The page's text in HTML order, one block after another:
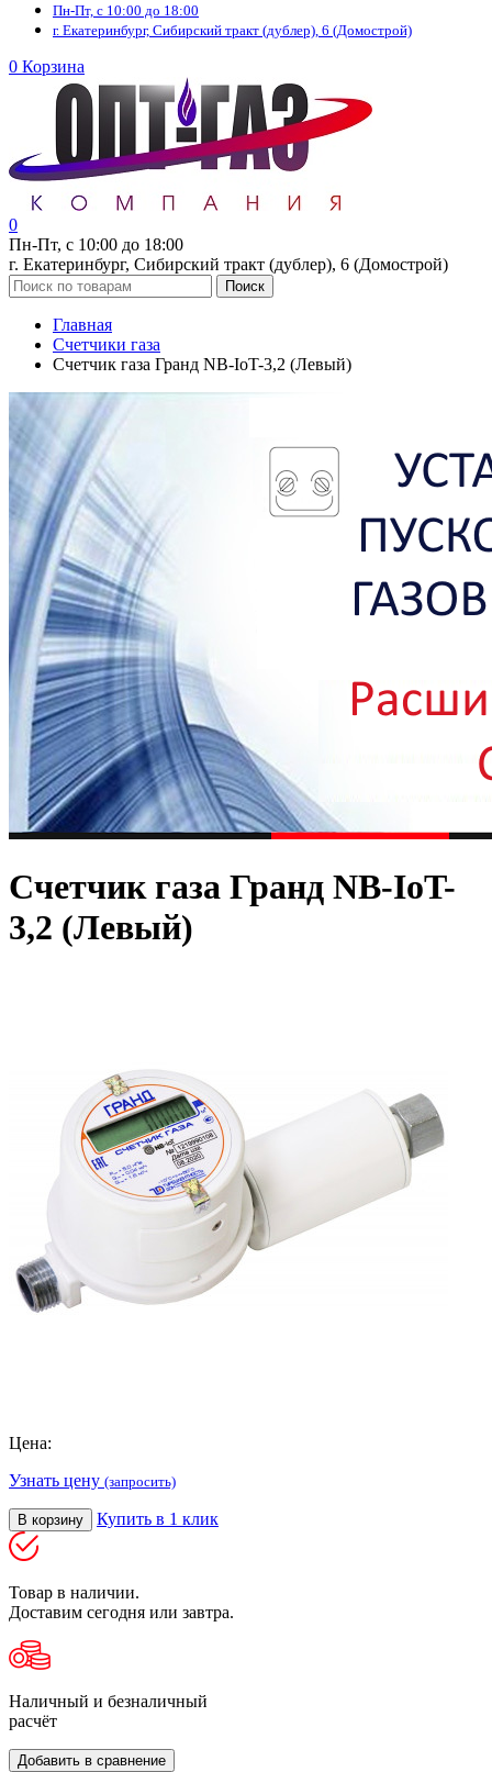
Пн-Пт, с 10:00 до 18:00
г. Екатеринбург, Сибирский тракт (дублер), 6 (Домострой)
0 Корзина
0
Пн-Пт, с 10:00 до 18:00
г. Екатеринбург, Сибирский тракт (дублер), 6 (Домострой)
Поиск
Главная
Счетчики газа
Счетчик газа Гранд NB-IoT-3,2 (Левый)
Счетчик газа Гранд NB-IoT-
3,2 (Левый)
Цена:
Узнать цену (запросить)
В корзину Купить в 1 клик
Товар в наличии.
Доставим сегодня или завтра.
Наличный и безналичный
расчёт
Добавить в сравнение